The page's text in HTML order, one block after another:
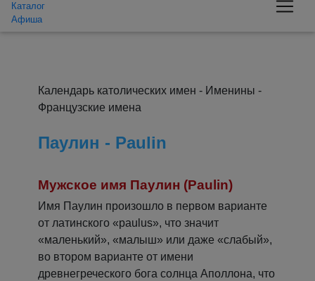
Каталог
Афиша
Календарь католических имен - Именины -
Французские имена
Паулин - Paulin
Мужское имя Паулин (Paulin)
Имя Паулин произошло в первом варианте
от латинского «paulus», что значит
«маленький», «малыш» или даже «слабый»,
во втором варианте от имени
древнегреческого бога солнца Аполлона, что